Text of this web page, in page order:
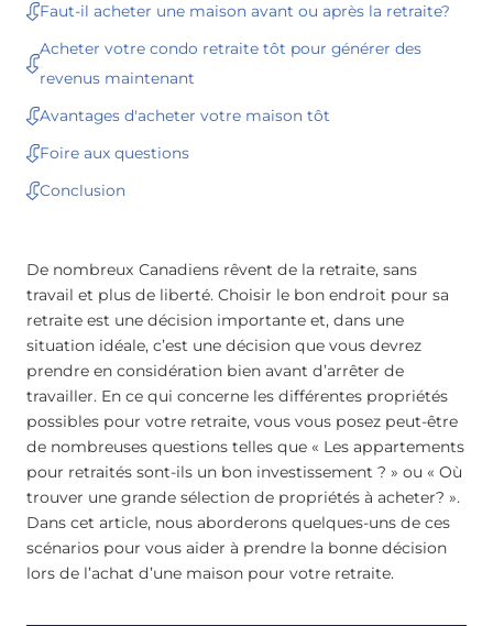
Faut-il acheter une maison avant ou après la retraite?
Acheter votre condo retraite tôt pour générer des
revenus maintenant
Avantages d'acheter votre maison tôt
Foire aux questions
Conclusion
De nombreux Canadiens rêvent de la retraite, sans
travail et plus de liberté. Choisir le bon endroit pour sa
retraite est une décision importante et, dans une
situation idéale, c’est une décision que vous devrez
prendre en considération bien avant d’arrêter de
travailler. En ce qui concerne les différentes propriétés
possibles pour votre retraite, vous vous posez peut-être
de nombreuses questions telles que « Les appartements
pour retraités sont-ils un bon investissement ? » ou « Où
trouver une grande sélection de propriétés à acheter? ».
Dans cet article, nous aborderons quelques-uns de ces
scénarios pour vous aider à prendre la bonne décision
lors de l’achat d’une maison pour votre retraite.